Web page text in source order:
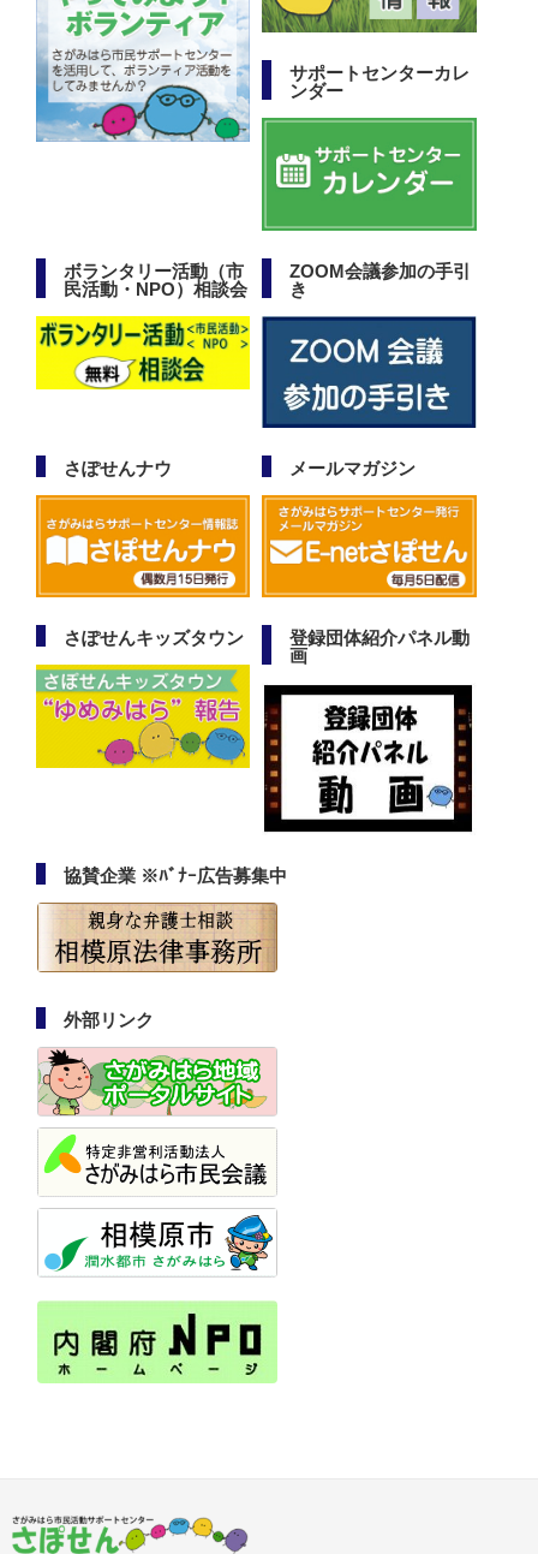
サポートセンターカレ
ンダー
ボランタリー活動（市
民活動・NPO）相談会
ZOOM会議参加の手引
き
さぽせんナウ メールマガジン
さぽせんキッズタウン
登録団体紹介パネル動
画
協賛企業 ※ﾊﾞﾅｰ広告募集中
外部リンク